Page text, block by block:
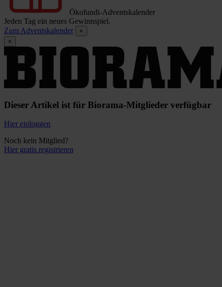
Ökofundi-Adventskalender
Jeden Tag ein neues Gewinnspiel.
Zum Adventskalender
×
×
Dieser Artikel ist für Biorama-Mitglieder verfügbar
Hier einloggen
Noch kein Mitglied?
Hier gratis registrieren